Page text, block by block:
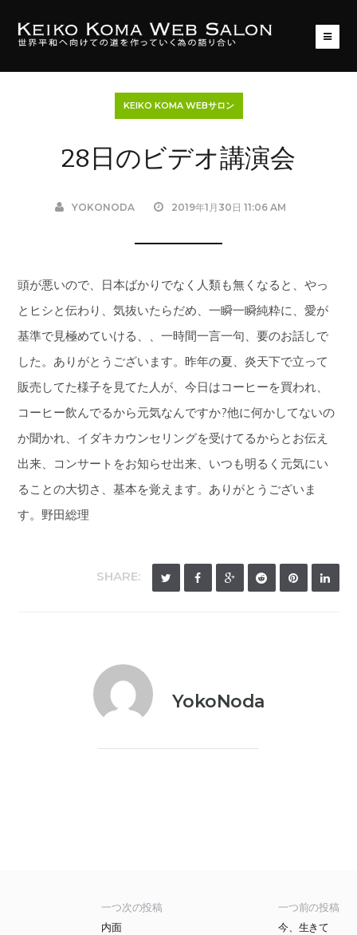
KEIKO KOMA WEBサロン
28日のビデオ講演会
YOKONODA 2019年1月30日 11:06 AM
頭が悪いので、日本ばかりでなく人類も無くなると、やっ
とヒシと伝わり、気抜いたらだめ、一瞬一瞬純粋に、愛が
基準で見極めていける、、一時間一言一句、要のお話しで
した。ありがとうございます。昨年の夏、炎天下で立って
販売してた様子を見てた人が、今日はコーヒーを買われ、
コーヒー飲んでるから元気なんですか?他に何かしてないの
か聞かれ、イダキカウンセリングを受けてるからとお伝え
出来、コンサートをお知らせ出来、いつも明るく元気にい
ることの大切さ、基本を覚えます。ありがとうございま
す。野田総理
SHARE:
YokoNoda
一つ前の投稿
今、生きて
一つ次の投稿
内面